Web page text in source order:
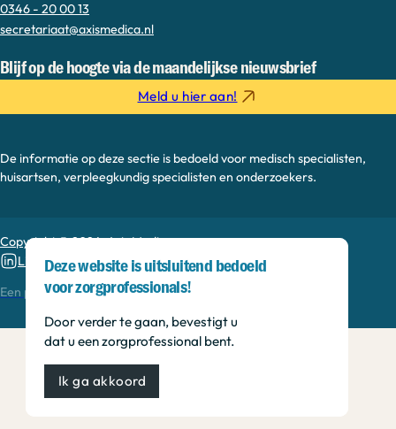
0346 - 20 00 13
secretariaat@axismedica.nl
Blijf op de hoogte via de maandelijkse nieuwsbrief
Meld u hier aan!
De informatie op deze sectie is bedoeld voor medisch specialisten,
huisartsen, verpleegkundig specialisten en onderzoekers.
Copyright © 2026, Axis Medica
Linkedin
Een productie van
MEDonline
Deze website is uitsluitend bedoeld
voor zorgprofessionals!
Door verder te gaan, bevestigt u
dat u een zorgprofessional bent.
Ik ga akkoord